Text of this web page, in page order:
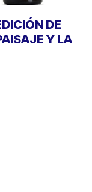
DE
Y LA